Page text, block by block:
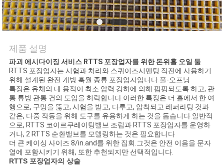
요
뉴
스
경
우
사
제품 설명
파괴 에시다이징 서비스 RTTS 포장업자를 위한 돈위홀 오일 툴
RTTS 포장업자는 시험과 처리와 스퀴이즈시멘팅 작전에 사용하기
위해 설계된 완전 개방 훅월 종류 포장업자입니다.풀-오프닝
특징은 유체의 대 용적이 최소 압력 강하에 의해 펌핑되도록 하고, 관
통 튜빙 관통 건의 도입을 허락합니다.이러한 특징은 더 홀에서 한 여
행으로, 구멍을 뚫고, 시험을 받고, 다루고, 압착되고 레퍼라팅 것과
같은, 다중 작동을 위해 도구를 유용하게 하는 것을 돕습니다.일반적
으로, RTTS 코이르쿠레이팅밸브 조립과 RTTS 포장업자를 운영하
거나, 2 RTTS 순환밸브를 모델링하는 것은 필요합니다
더 큰 케이싱 사이즈 8/in.and를 위한 집회.그것은 안전 이음을 문자
열에 포함시키기 위해, 또한 추천되지만 선택적입니다.
RTTS 포장업자의 상술